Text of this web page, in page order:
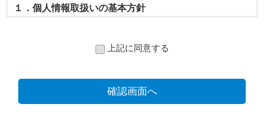
１．個人情報取扱いの基本方針
個人情報の利用目的の範囲内で個人情報を利用しま
上記に同意する
確認画面へ